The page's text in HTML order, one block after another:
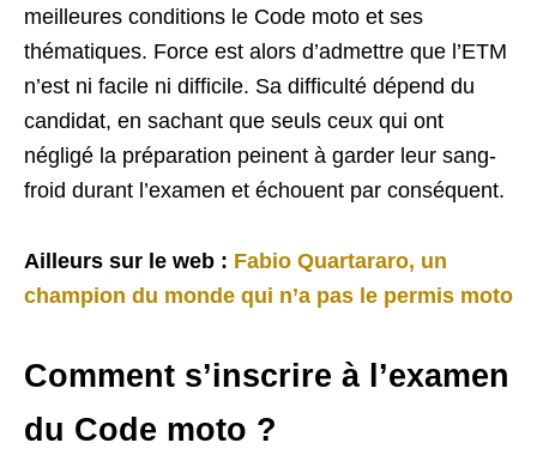
meilleures conditions le Code moto et ses
thématiques. Force est alors d’admettre que l’ETM
n’est ni facile ni difficile. Sa difficulté dépend du
candidat, en sachant que seuls ceux qui ont
négligé la préparation peinent à garder leur sang-
froid durant l’examen et échouent par conséquent.
Ailleurs sur le web : Fabio Quartararo, un
champion du monde qui n’a pas le permis moto
Comment s’inscrire à l’examen
du Code moto ?